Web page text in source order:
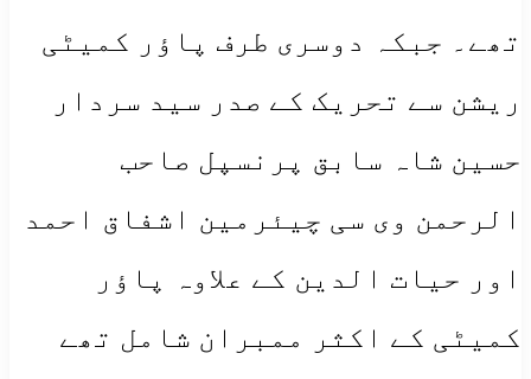
تھے۔ جبکہ دوسری طرف پاؤر کمیٹی
ریشن سے تحریک کے صدر سید سردار
حسین شاہ سابق پرنسپل صاحب
الرحمن وی سی چیئرمین اشفاق احمد
اور حیات الدین کے علاوہ پاؤر
کمیٹی کے اکثر ممبران شامل تھے